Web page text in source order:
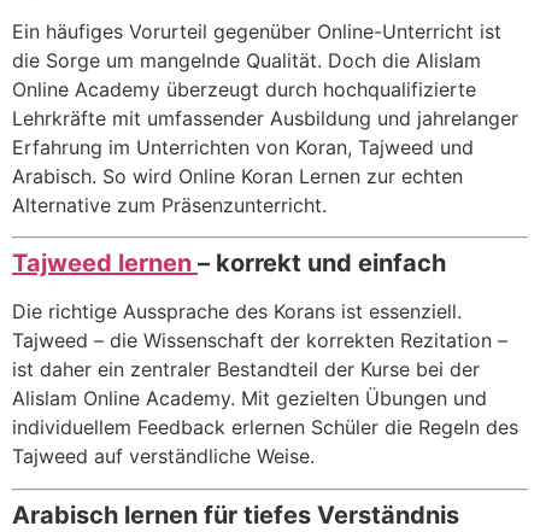
Ein häufiges Vorurteil gegenüber Online-Unterricht ist
die Sorge um mangelnde Qualität. Doch die Alislam
Online Academy überzeugt durch hochqualifizierte
Lehrkräfte mit umfassender Ausbildung und jahrelanger
Erfahrung im Unterrichten von Koran, Tajweed und
Arabisch. So wird Online Koran Lernen zur echten
Alternative zum Präsenzunterricht.
Tajweed lernen – korrekt und einfach
Die richtige Aussprache des Korans ist essenziell.
Tajweed – die Wissenschaft der korrekten Rezitation –
ist daher ein zentraler Bestandteil der Kurse bei der
Alislam Online Academy. Mit gezielten Übungen und
individuellem Feedback erlernen Schüler die Regeln des
Tajweed auf verständliche Weise.
Arabisch lernen für tiefes Verständnis